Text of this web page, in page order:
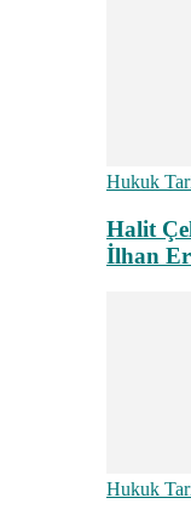
Hukuk
Halit
İlhan
Hukuk